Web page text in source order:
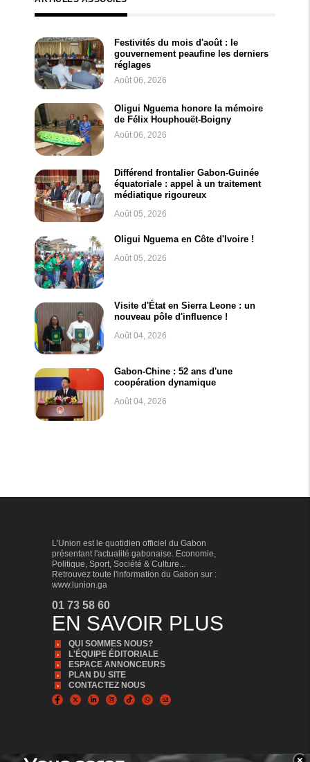
Festivités du mois d'août : le
gouvernement peaufine les derniers
réglages
Août 06, 2026
Oligui Nguema honore la mémoire
de Félix Houphouët-Boigny
Août 06, 2026
Différend frontalier Gabon-Guinée
équatoriale : appel à un traitement
médiatique rigoureux
Août 05, 2026
Oligui Nguema en Côte d'Ivoire !
Août 05, 2026
Visite d'État en Sierra Leone : un
nouveau pôle d'influence !
Août 04, 2026
Gabon-Chine : 52 ans d'une
coopération dynamique
Août 04, 2026
×
L'Union est le quotidien officiel du Gabon
présentant l'actualité gabonaise. Economie,
Politique, Sport, Société & Culture...
Retrouvez toute l'information du Gabon sur :
www.lunion.ga
01 73 58 60
EN SAVOIR PLUS
QUI SOMMES NOUS?
L'ÉQUIPE ÉDITORIALE
ESPACE ANNONCEURS
PLAN DU SITE
CONTACTEZ NOUS